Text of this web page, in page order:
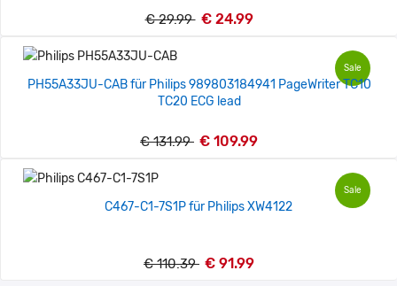
€ 29.99 € 24.99
Sale
PH55A33JU-CAB für Philips 989803184941 PageWriter TC10
TC20 ECG lead
€ 131.99 € 109.99
Sale
C467-C1-7S1P für Philips XW4122
€ 110.39 € 91.99